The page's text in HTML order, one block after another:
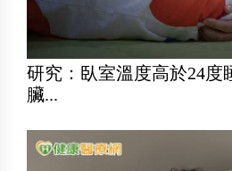
研究：臥室溫度高於24
臟...